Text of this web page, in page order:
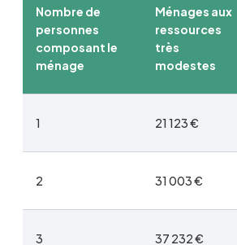
Nombre de
personnes
composant le
ménage
Ménages aux
ressources
très
modestes
1 21 123 €
2 31 003 €
3 37 232 €